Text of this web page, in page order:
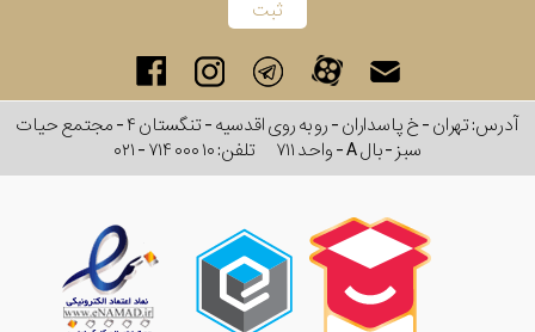
آدرس: تهران - خ پاسداران - رو به روی اقدسیه - تنگستان ۴ - مجتمع حیات
سبز - بال A - واحد ۷۱۱
تلفن:۰۲۱ - ۷۱۴ ۰۰۰ ۱۰